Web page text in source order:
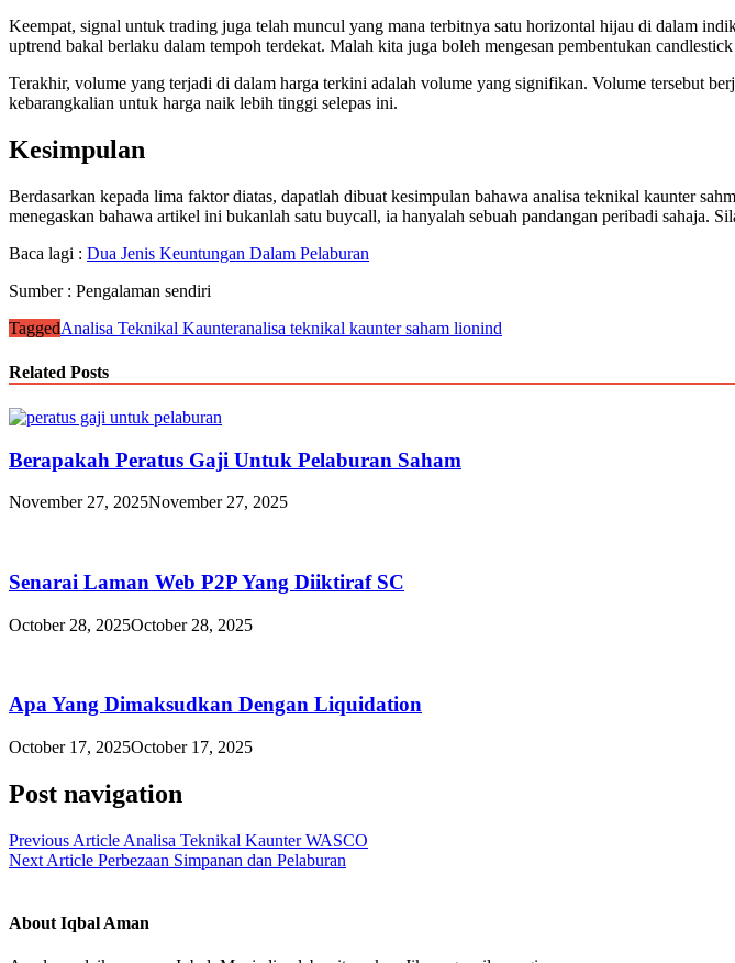
Keempat, signal untuk trading juga telah muncul yang mana terbitnya satu horizontal hijau di dalam
uptrend bakal berlaku dalam tempoh terdekat. Malah kita juga boleh mengesan pembentukan
Terakhir, volume yang terjadi di dalam harga terkini adalah volume yang signifikan. Volume tersebut
kebarangkalian untuk harga naik lebih tinggi selepas ini.
Kesimpulan
Berdasarkan kepada lima faktor diatas, dapatlah dibuat kesimpulan bahawa analisa teknikal kaunter
menegaskan bahawa artikel ini bukanlah satu buycall, ia hanyalah sebuah pandangan peribadi sahaja.
Baca lagi : Dua Jenis Keuntungan Dalam Pelaburan
Sumber : Pengalaman sendiri
TaggedAnalisa Teknikal Kaunteranalisa teknikal kaunter saham lionind
Related Posts
Berapakah Peratus Gaji Untuk Pelaburan Saham
November 27, 2025November 27, 2025
Senarai Laman Web P2P Yang Diiktiraf SC
October 28, 2025October 28, 2025
Apa Yang Dimaksudkan Dengan Liquidation
October 17, 2025October 17, 2025
Post navigation
Previous Article Analisa Teknikal Kaunter WASCO
Next Article Perbezaan Simpanan dan Pelaburan
About Iqbal Aman